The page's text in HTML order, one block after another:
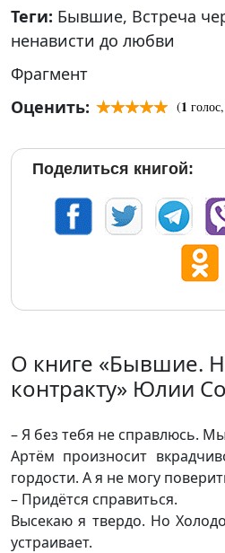
Теги: Бывшие, Встреча
ненависти до любви
Фрагмент
Оценить:
(1
Поделиться книгой:
О книге «Бывшие.
контракту» Юлии
– Я без тебя не справлюсь.
Артём произносит
гордости. А я не могу
– Придётся справиться.
Высекаю я твердо. Но
устраивает.